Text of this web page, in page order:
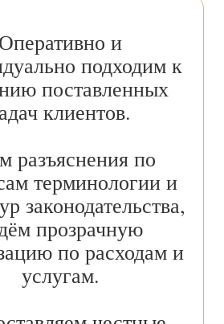
Оперативно и
подходим к
поставленных
клиентов.
разъяснения по
терминологии и
законодательства,
прозрачную
по расходам и
услугам.